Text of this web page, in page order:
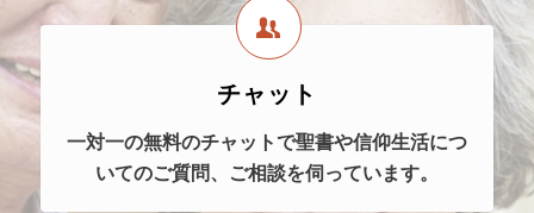
チャット
一対一の無料のチャットで聖書や信仰生活につ
いてのご質問、ご相談を伺っています。